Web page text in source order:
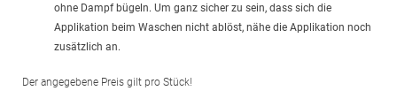
ohne Dampf bügeln. Um ganz sicher zu sein, dass sich die
Applikation beim Waschen nicht ablöst, nähe die Applikation noch
zusätzlich an.
Der angegebene Preis gilt pro Stück!